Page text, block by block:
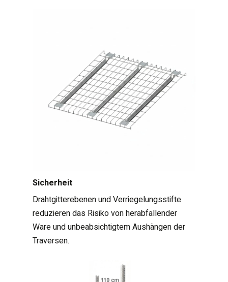
Sicherheit
Drahtgitterebenen und Verriegelungsstifte
reduzieren das Risiko von herabfallender
Ware und unbeabsichtigtem Aushängen der
Traversen.